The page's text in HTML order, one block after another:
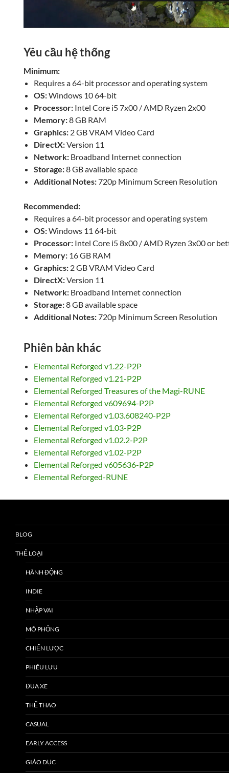
Yêu cầu hệ thống
Minimum:
Requires a 64-bit processor and operating system
OS:Windows 10 64-bit
Processor: Intel Core i5 7x00 / AMD Ryzen 2x00
Memory:8 GB RAM
Graphics: 2 GB VRAM Video Card
DirectX:Version 11
Network: Broadband Internet connection
Storage:8 GB available space
Additional Notes:720p Minimum Screen Resolution
Recommended:
Requires a 64-bit processor and operating system
OS:Windows 11 64-bit
Processor: Intel Core i5 8x00 / AMD Ryzen 3x00 or
Memory: 16 GB RAM
Graphics: 2 GB VRAM Video Card
DirectX:Version 11
Network: Broadband Internet connection
Storage:8 GB available space
Additional Notes:720p Minimum Screen Resolution
Phiên bản khác
Elemental Reforged v1.22-P2P
Elemental Reforged v1.21-P2P
Elemental Reforged Treasures of the Magi-RUNE
Elemental Reforged v609694-P2P
Elemental Reforged v1.03.608240-P2P
Elemental Reforged v1.03-P2P
Elemental Reforged v1.02.2-P2P
Elemental Reforged v1.02-P2P
Elemental Reforged v605636-P2P
Elemental Reforged-RUNE
BLOG
THỂ LOẠI
HÀNH ĐỘNG
INDIE
NHẬP VAI
MÔ PHỎNG
CHIẾN LƯỢC
PHIÊU LƯU
ĐUA XE
THỂ THAO
CASUAL
EARLY ACCESS
GIÁO DỤC